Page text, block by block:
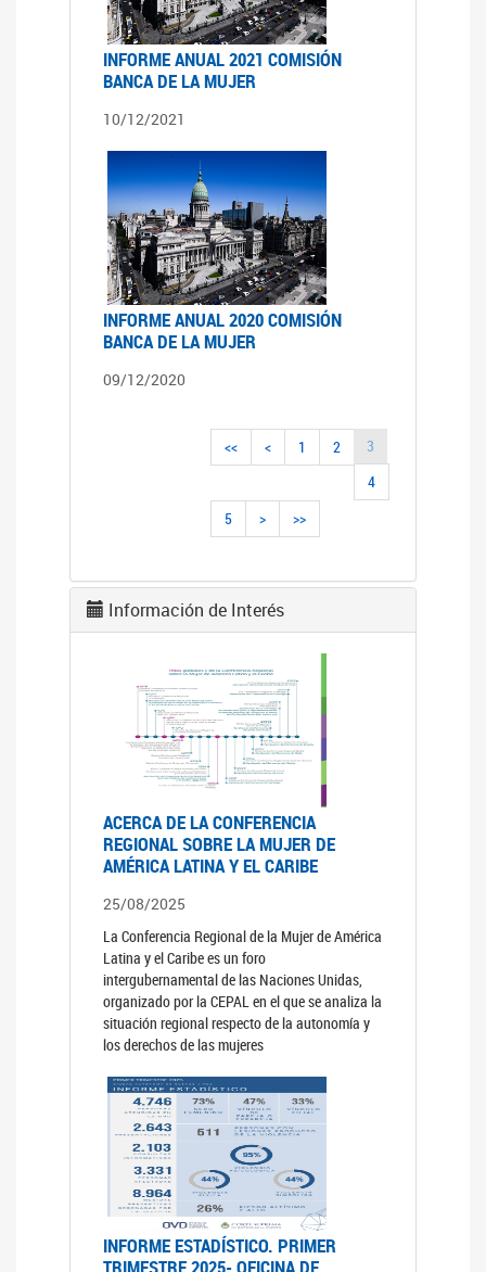
INFORME ANUAL 2021 COMISIÓN
BANCA DE LA MUJER
10/12/2021
INFORME ANUAL 2020 COMISIÓN
BANCA DE LA MUJER
09/12/2020
<< < 1 2
3
4
5
> >>
Información de Interés
ACERCA DE LA CONFERENCIA
REGIONAL SOBRE LA MUJER DE
AMÉRICA LATINA Y EL CARIBE
25/08/2025
La Conferencia Regional de la Mujer de América
Latina y el Caribe es un foro
intergubernamental de las Naciones Unidas,
organizado por la CEPAL en el que se analiza la
situación regional respecto de la autonomía y
los derechos de las mujeres
INFORME ESTADÍSTICO. PRIMER